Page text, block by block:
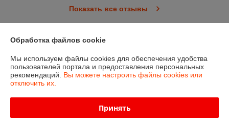
Показать все отзывы
О нас
Контакты
График работы
Обработка файлов cookie
Мы используем файлы cookies для обеспечения удобства
пользователей портала и предоставления персональных
рекомендаций. Вы можете настроить файлы cookies или
отключить их.
Принять